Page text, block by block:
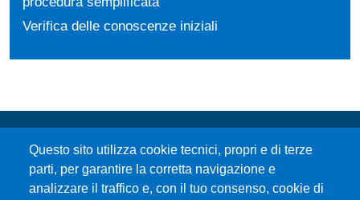
Verifica delle conoscenze iniziali
Questo sito utilizza cookie tecnici, propri e di terze
parti, per garantire la corretta navigazione e
analizzare il traffico e, con il tuo consenso, cookie di